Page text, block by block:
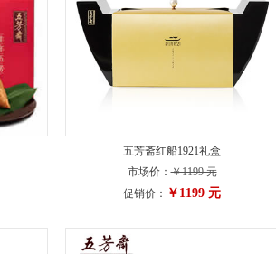
五芳斋红船1921礼盒
市场价：￥1199 元
促销价： ￥1199 元